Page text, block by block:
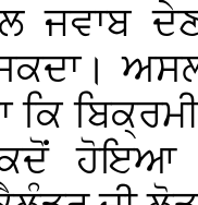
ਜਵਾਬ
ਕਿ
ਹੋਇਆ